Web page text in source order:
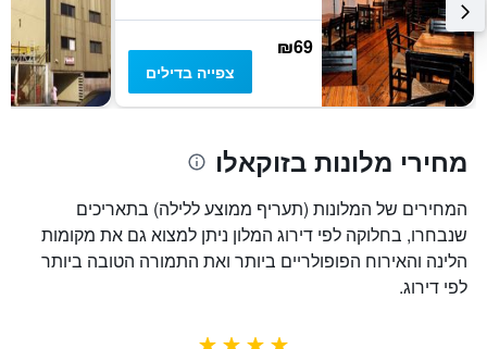
₪69
צפייה בדילים
מחירי מלונות בזוקאלו
המחירים של המלונות (תעריף ממוצע ללילה) בתאריכים
שנבחרו, בחלוקה לפי דירוג המלון ניתן למצוא גם את מקומות
הלינה והאירוח הפופולריים ביותר ואת התמורה הטובה ביותר
לפי דירוג.
4 כוכבים